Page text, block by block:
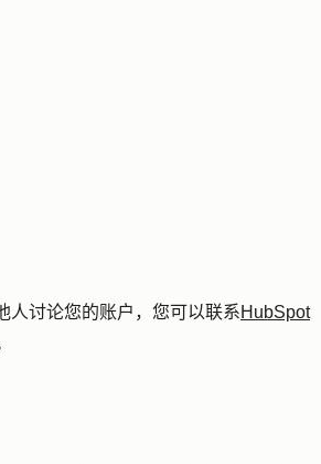
人讨论您的账户，您可以联系HubSpot